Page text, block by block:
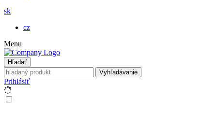
sk
cz
Menu
Hľadať
Vyhľadávanie
Prihlásiť